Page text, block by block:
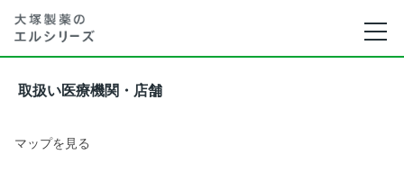
取扱い医療機関・店舗
マップを見る